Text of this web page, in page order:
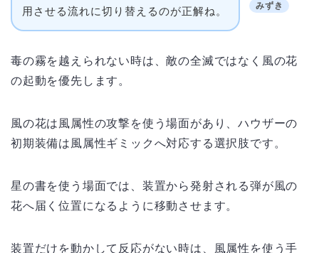
みずき
用させる流れに切り替えるのが正解ね。
毒の霧を越えられない時は、敵の全滅ではなく風の花
の起動を優先します。
風の花は風属性の攻撃を使う場面があり、ハウザーの
初期装備は風属性ギミックへ対応する選択肢です。
星の書を使う場面では、装置から発射される弾が風の
花へ届く位置になるように移動させます。
装置だけを動かして反応がない時は、風属性を使う手